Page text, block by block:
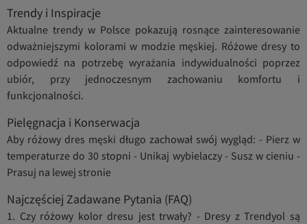
Trendy i Inspiracje
Aktualne trendy w Polsce pokazują rosnące zainteresowanie
odważniejszymi kolorami w modzie męskiej. Różowe dresy to
odpowiedź na potrzebę wyrażania indywidualności poprzez
ubiór, przy jednoczesnym zachowaniu komfortu i
funkcjonalności.
Pielęgnacja i Konserwacja
Aby różowy dres męski długo zachował swój wygląd: - Pierz w
temperaturze do 30 stopni - Unikaj wybielaczy - Susz w cieniu -
Prasuj na lewej stronie
Najczęściej Zadawane Pytania (FAQ)
1. Czy różowy kolor dresu jest trwały? - Dresy z Trendyol są